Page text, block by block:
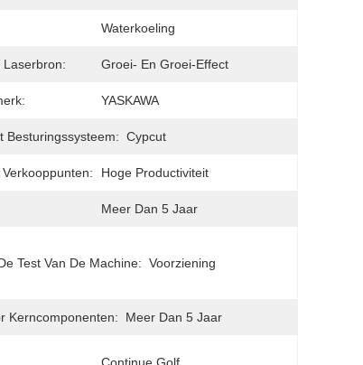
Waterkoeling
Laserbron: Groei- En Groei-Effect
YASKAWA
Besturingssysteem: Cypcut
Hoge Productiviteit
Meer Dan 5 Jaar
Test Van De Machine: Voorziening
Kerncomponenten: Meer Dan 5 Jaar